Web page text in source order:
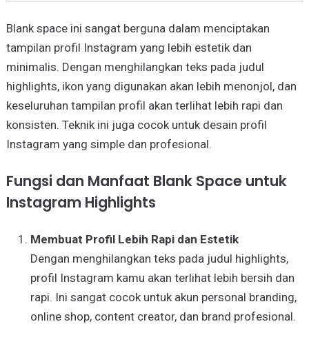
Blank space ini sangat berguna dalam menciptakan
tampilan profil Instagram yang lebih estetik dan
minimalis. Dengan menghilangkan teks pada judul
highlights, ikon yang digunakan akan lebih menonjol, dan
keseluruhan tampilan profil akan terlihat lebih rapi dan
konsisten. Teknik ini juga cocok untuk desain profil
Instagram yang simple dan profesional.
Fungsi dan Manfaat Blank Space untuk
Instagram Highlights
Membuat Profil Lebih Rapi dan Estetik
Dengan menghilangkan teks pada judul highlights,
profil Instagram kamu akan terlihat lebih bersih dan
rapi. Ini sangat cocok untuk akun personal branding,
online shop, content creator, dan brand profesional.